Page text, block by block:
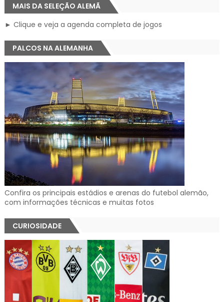
MAIS DA SELEÇÃO ALEMÃ
► Clique e veja a agenda completa de jogos
PALCOS NA ALEMANHA
Confira os principais estádios e arenas do futebol alemão,
com informações técnicas e muitas fotos
CURIOSIDADE